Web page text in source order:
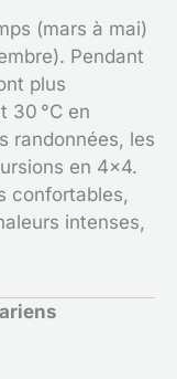
(mars à mai)
Pendant
plus
30 °C en
randonnées, les
en 4×4.
confortables,
intenses,